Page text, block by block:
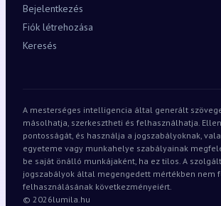
Bejelentkezés
Fiók létrehozása
Keresés
A mesterséges intelligencia által generált
másolhatja, szerkesztheti és felhasználhatja.
pontosságát, és használja a jogszabályoknak,
egyeteme vagy munkahelye szabályainak
be saját önálló munkájaként, ha ez tilos. A
jogszabályok által megengedett mértékben nem
felhasználásának következményeiért.
© 2026lumila.hu